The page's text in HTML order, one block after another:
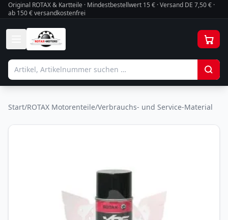
Original ROTAX & Kartteile · Mindestbestellwert 15 € · Versand DE 7,50 € ·
ab 150 € versandkostenfrei
Start/ROTAX Motorenteile/Verbrauchs- und Service-Material